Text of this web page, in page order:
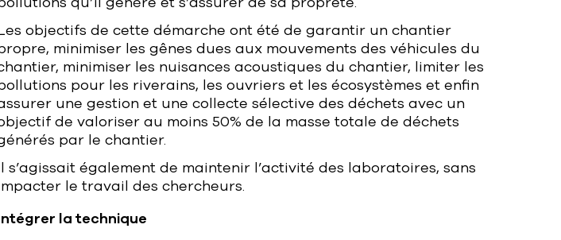
objectifs de cette démarche ont été de garantir un chantier
minimiser les gênes dues aux mouvements des véhicules du
minimiser les nuisances acoustiques du chantier, limiter les
pour les riverains, les ouvriers et les écosystèmes et enfin
une gestion et une collecte sélective des déchets avec un
de valoriser au moins 50% de la masse totale de déchets
par le chantier.
s’agissait également de maintenir l’activité des laboratoires, sans
le travail des chercheurs.
la technique